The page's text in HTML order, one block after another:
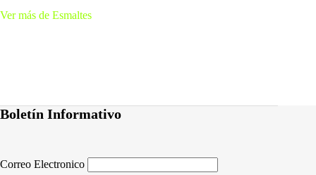
Ver más de Esmaltes
Boletín Informativo
Correo Electronico